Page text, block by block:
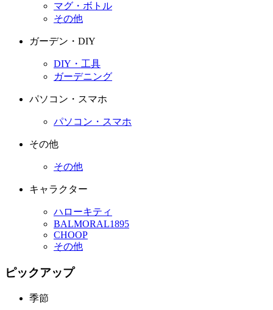
マグ・ボトル
その他
ガーデン・DIY
DIY・工具
ガーデニング
パソコン・スマホ
パソコン・スマホ
その他
その他
キャラクター
ハローキティ
BALMORAL1895
CHOOP
その他
ピックアップ
季節